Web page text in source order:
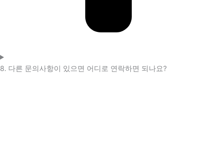
8. 다른 문의사항이 있으면 어디로 연락하면 되나요?